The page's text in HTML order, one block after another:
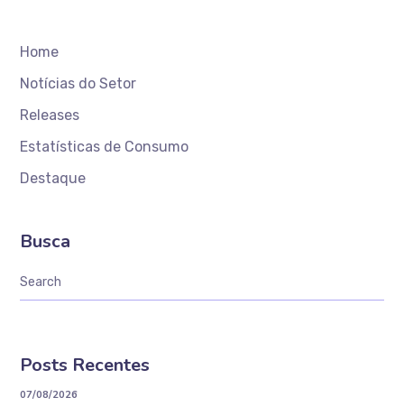
Home
Notícias do Setor
Releases
Estatísticas de Consumo
Destaque
Busca
Posts Recentes
07/08/2026